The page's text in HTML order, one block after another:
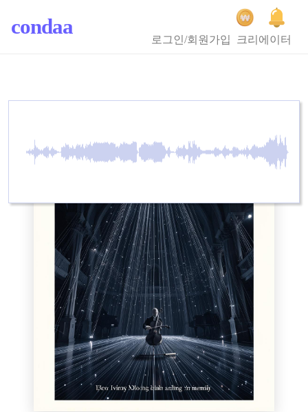
condaa
로그인/회원가입 크리에이터